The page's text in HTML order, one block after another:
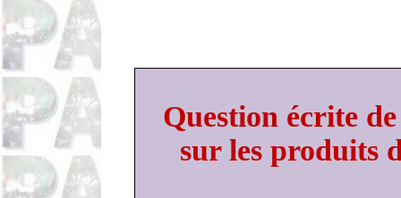
Question écrite
sur les produits